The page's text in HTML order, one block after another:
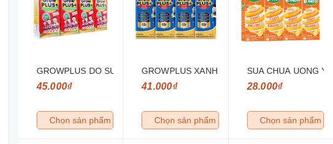
GROWPLUS DO SUY DINH DUONG PHA SAN 180ML
45.000₫
Chọn sản phẩm
GROWPLUS XANH TANG CAN PHA SAN 180ML
41.000₫
Chọn sản phẩm
SUA CHUA UONG
28.000₫
Chọn sản phẩm